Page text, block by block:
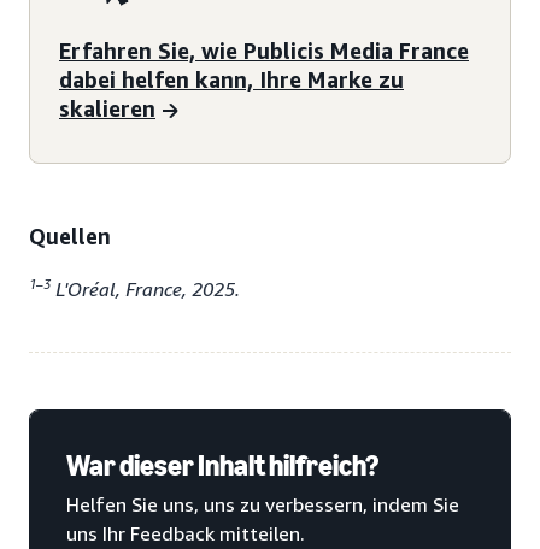
Erfahren Sie, wie Publicis Media France
dabei helfen kann, Ihre Marke zu
skalieren
Quellen
1–3 L'Oréal, France, 2025.
War dieser Inhalt hilfreich?
Helfen Sie uns, uns zu verbessern, indem Sie
uns Ihr Feedback mitteilen.